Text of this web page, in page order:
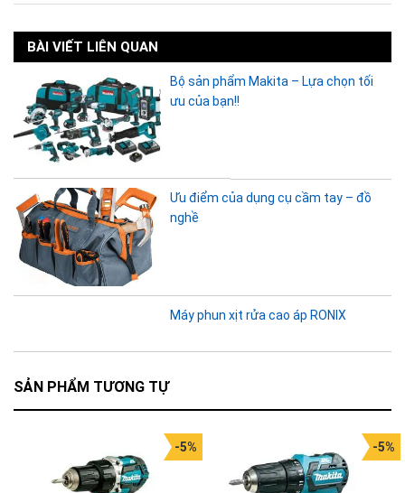
BÀI VIẾT LIÊN QUAN
Bộ sản phẩm Makita – Lựa chọn tối
ưu của bạn!!
Ưu điểm của dụng cụ cầm tay – đồ
nghề
Máy phun xịt rửa cao áp RONIX
SẢN PHẨM TƯƠNG TỰ
-5% -5%